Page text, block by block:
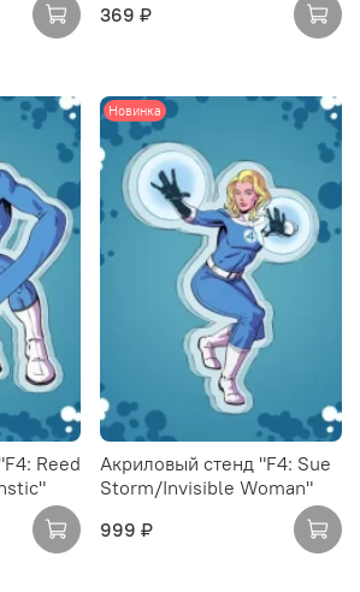
369 ₽
Reed
Новинка
Акриловый стенд "F4: Sue
Storm/Invisible Woman"
999 ₽